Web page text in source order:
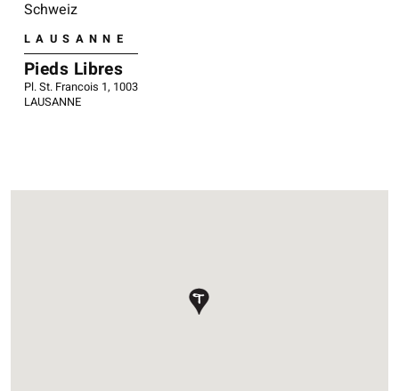
Schweiz
LAUSANNE
Pieds Libres
Pl. St. Francois 1, 1003
LAUSANNE